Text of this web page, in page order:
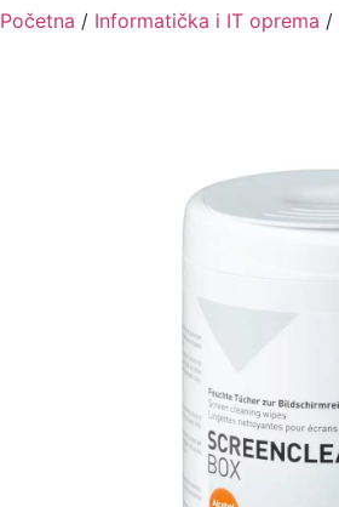
Početna / Informatička i IT oprema /